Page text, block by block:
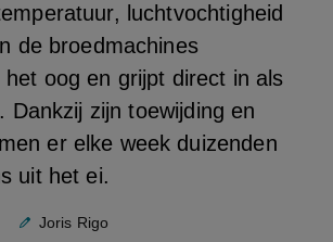
luchtvochtigheid
de broedmachines
het oog en grijpt direct in als
Dankzij zijn toewijding en
er elke week duizenden
uit het ei.
Joris Rigo